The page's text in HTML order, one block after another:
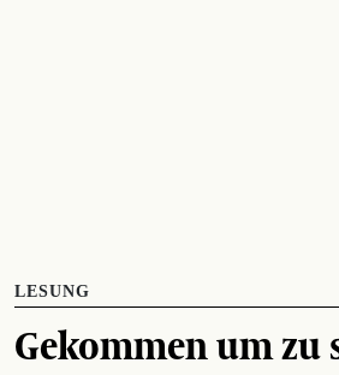
LESUNG
Gekommen um zu